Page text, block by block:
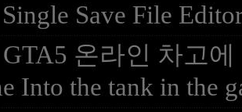
Save File
GTA5 온라인 차고
Into the tank in the